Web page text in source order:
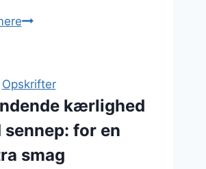
Brændende
skinke:
og
velsmagende
Opskrifter
kærlighed
sennep: for en
smag